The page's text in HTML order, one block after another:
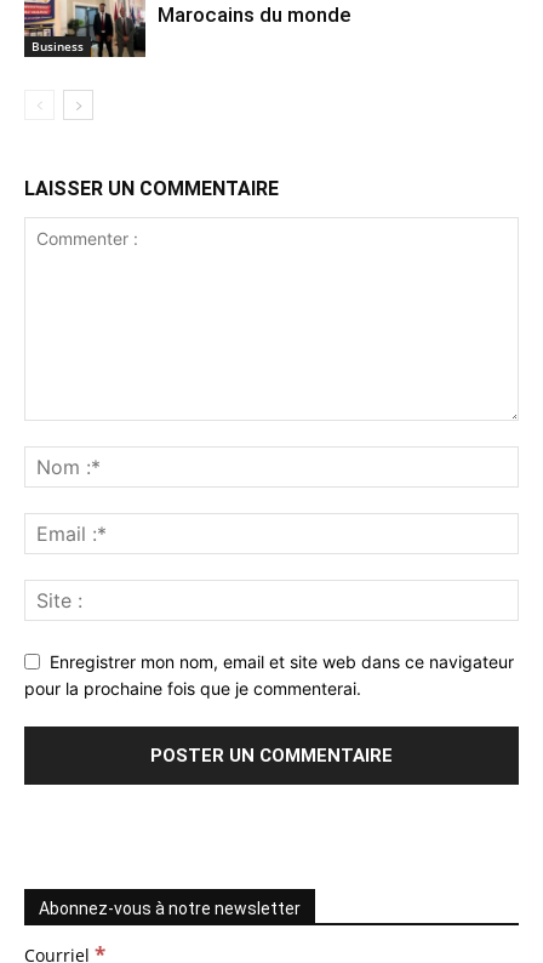
Business
Marocains du monde
LAISSER UN COMMENTAIRE
Enregistrer mon nom, email et site web dans ce navigateur
pour la prochaine fois que je commenterai.
Abonnez-vous à notre newsletter
Courriel *